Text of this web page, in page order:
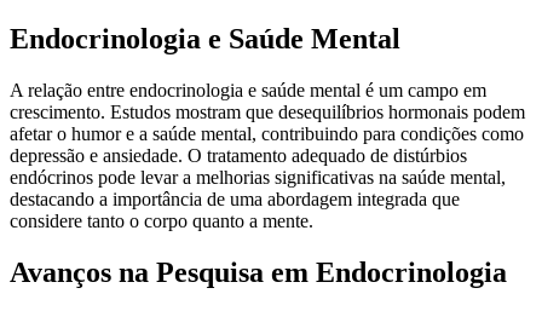
Endocrinologia e Saúde Mental
A relação entre endocrinologia e saúde mental é um campo em
crescimento. Estudos mostram que desequilíbrios hormonais podem
afetar o humor e a saúde mental, contribuindo para condições como
depressão e ansiedade. O tratamento adequado de distúrbios
endócrinos pode levar a melhorias significativas na saúde mental,
destacando a importância de uma abordagem integrada que
considere tanto o corpo quanto a mente.
Avanços na Pesquisa em Endocrinologia